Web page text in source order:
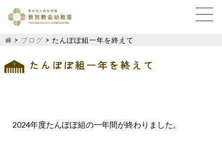
> ブログ > たんぽぽ組一年を終えて
たんぽぽ組一年を終えて
2024年度たんぽぽ組の一年間が終わりました。